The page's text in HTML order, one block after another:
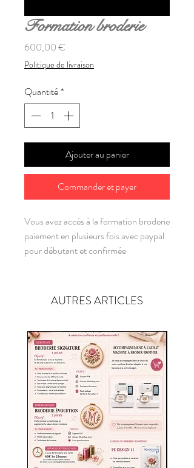
Formation broderie
600,00 €
Politique de livraison
Quantité*
Ajouter au panier
Commander et payer
Vous avez accès à la formation broderie
paiement en plusieurs fois avec paypal
pour débutant et confirmée
AUTRES ARTICLES